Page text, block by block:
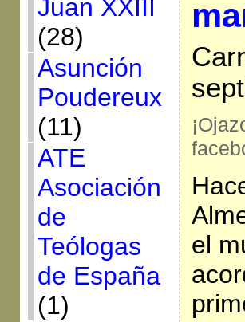
Juan XXIII
(28)
Asunción
Poudereux
(11)
ATE
Asociación
de
Teólogas
de España
(1)
el